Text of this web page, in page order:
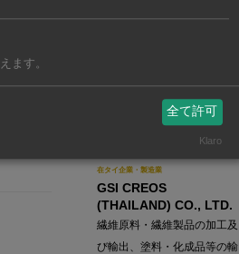
企画・設計・製造・販売・施
在タイ企業・製造業
GSI CREOS
(THAILAND) CO., LTD.
繊維原料・繊維製品の加工及
び輸出、塗料・化成品等の輸
ます。
全て許可
Klaro